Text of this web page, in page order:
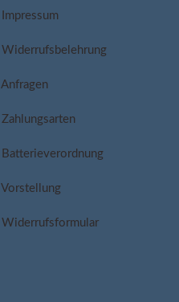
Impressum
Widerrufsbelehrung
Anfragen
Zahlungsarten
Batterieverordnung
Vorstellung
Widerrufsformular